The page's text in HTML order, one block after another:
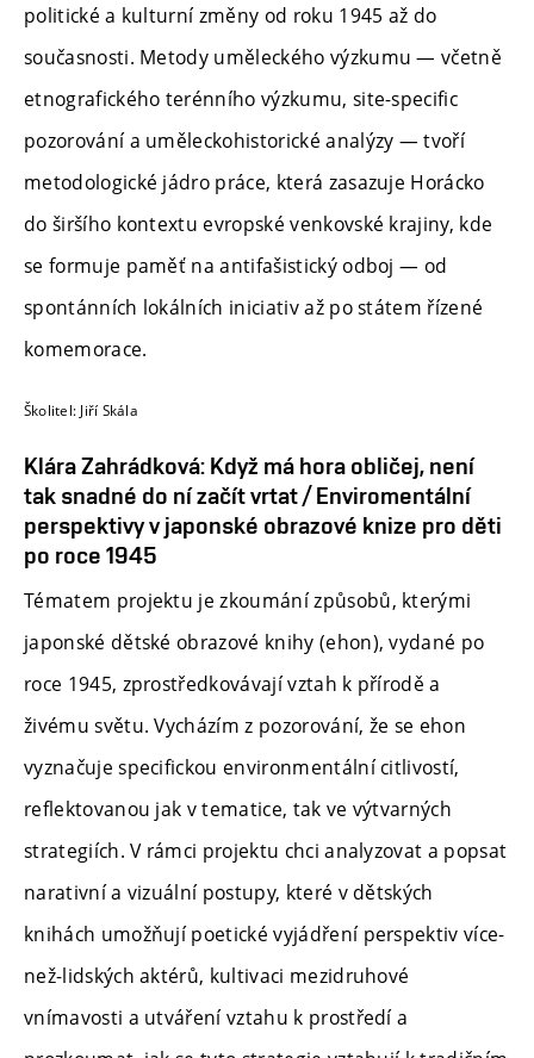
politické a kulturní změny od roku 1945 až do
současnosti. Metody uměleckého výzkumu — včetně
etnografického terénního výzkumu, site-specific
pozorování a uměleckohistorické analýzy — tvoří
metodologické jádro práce, která zasazuje Horácko
do širšího kontextu evropské venkovské krajiny, kde
se formuje paměť na antifašistický odboj — od
spontánních lokálních iniciativ až po státem řízené
komemorace.
Školitel: Jiří Skála
Klára Zahrádková: Když má hora obličej, není
tak snadné do ní začít vrtat / Enviromentální
perspektivy v japonské obrazové knize pro děti
po roce 1945
Tématem projektu je zkoumání způsobů, kterými
japonské dětské obrazové knihy (ehon), vydané po
roce 1945, zprostředkovávají vztah k přírodě a
živému světu. Vycházím z pozorování, že se ehon
vyznačuje specifickou environmentální citlivostí,
reflektovanou jak v tematice, tak ve výtvarných
strategiích. V rámci projektu chci analyzovat a popsat
narativní a vizuální postupy, které v dětských
knihách umožňují poetické vyjádření perspektiv více-
než-lidských aktérů, kultivaci mezidruhové
vnímavosti a utváření vztahu k prostředí a